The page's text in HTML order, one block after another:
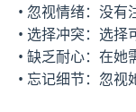
• 忽视情绪：没有
• 选择冲突：选择
• 缺乏耐心：在她
• 忘记细节：忽视